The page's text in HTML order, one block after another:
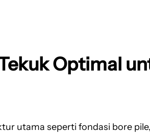
Optimal
utama seperti fondasi bore